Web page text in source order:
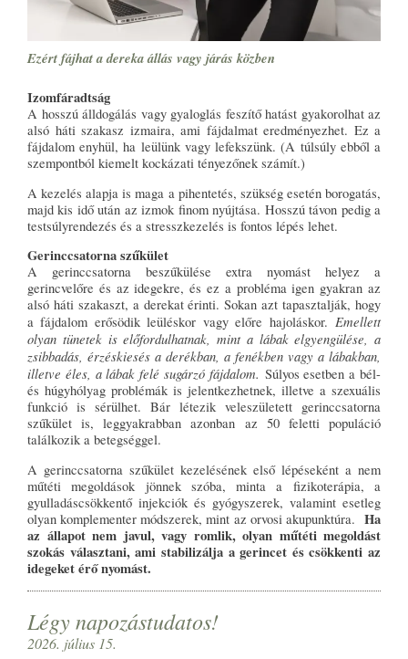
Ezért fájhat a dereka állás vagy járás közben
Izomfáradtság
A hosszú álldogálás vagy gyaloglás feszítő hatást gyakorolhat az
alsó háti szakasz izmaira, ami fájdalmat eredményezhet. Ez a
fájdalom enyhül, ha leülünk vagy lefekszünk. (A túlsúly ebből a
szempontból kiemelt kockázati tényezőnek számít.)
A kezelés alapja is maga a pihentetés, szükség esetén borogatás,
majd kis idő után az izmok finom nyújtása. Hosszú távon pedig a
testsúlyrendezés és a stresszkezelés is fontos lépés lehet.
Gerinccsatorna szűkület
A gerinccsatorna beszűkülése extra nyomást helyez a
gerincvelőre és az idegekre, és ez a probléma igen gyakran az
alsó háti szakaszt, a derekat érinti. Sokan azt tapasztalják, hogy
a fájdalom erősödik leüléskor vagy előre hajoláskor. Emellett
olyan tünetek is előfordulhatnak, mint a lábak elgyengülése, a
zsibbadás, érzéskiesés a derékban, a fenékben vagy a lábakban,
illetve éles, a lábak felé sugárzó fájdalom. Súlyos esetben a bél-
és húgyhólyag problémák is jelentkezhetnek, illetve a szexuális
funkció is sérülhet. Bár létezik veleszületett gerinccsatorna
szűkület is, leggyakrabban azonban az 50 feletti populáció
találkozik a betegséggel.
A gerinccsatorna szűkület kezelésének első lépéseként a nem
műtéti megoldások jönnek szóba, minta a fizikoterápia, a
gyulladáscsökkentő injekciók és gyógyszerek, valamint esetleg
olyan komplementer módszerek, mint az orvosi akupunktúra. Ha
az állapot nem javul, vagy romlik, olyan műtéti megoldást
szokás választani, ami stabilizálja a gerincet és csökkenti az
idegeket érő nyomást.
Légy napozástudatos!
2026. július 15.